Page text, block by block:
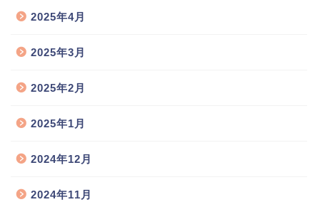
2025年4月
2025年3月
2025年2月
2025年1月
2024年12月
2024年11月